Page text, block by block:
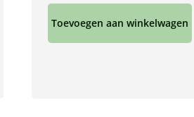
Toevoegen aan winkelwagen